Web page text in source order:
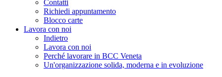
Contatti
Richiedi appuntamento
Blocco carte
Lavora con noi
Indietro
Lavora con noi
Perché lavorare in BCC Veneta
Un'organizzazione solida, moderna e in evoluzione